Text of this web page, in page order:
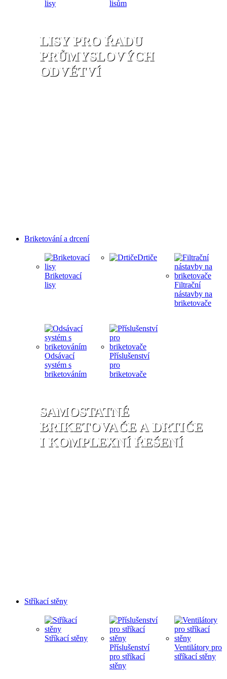
lisy lisům
LISY PRO ŘADU
PRŮMYSLOVÝCH
ODVĚTVÍ
Briketování a drcení
Briketovací
lisy
Drtiče
Filtrační
nástavby na
briketovače
Odsávací
systém s
briketováním
Příslušenství
pro
briketovače
SAMOSTATNÉ
BRIKETOVAČE A DRTIČE
I KOMPLEXNÍ ŘEŠENÍ
Stříkací stěny
Stříkací stěny
Příslušenství
pro stříkací
stěny
Ventilátory pro
stříkací stěny